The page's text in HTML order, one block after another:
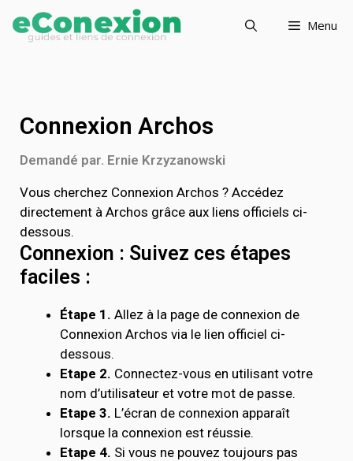
Menu
Connexion Archos
Demandé par. Ernie Krzyzanowski
Vous cherchez Connexion Archos ? Accédez
directement à Archos grâce aux liens officiels ci-
dessous.
Connexion : Suivez ces étapes
faciles :
Étape 1. Allez à la page de connexion de
Connexion Archos via le lien officiel ci-
dessous.
Etape 2. Connectez-vous en utilisant votre
nom d’utilisateur et votre mot de passe.
Etape 3. L’écran de connexion apparaît
lorsque la connexion est réussie.
Etape 4. Si vous ne pouvez toujours pas